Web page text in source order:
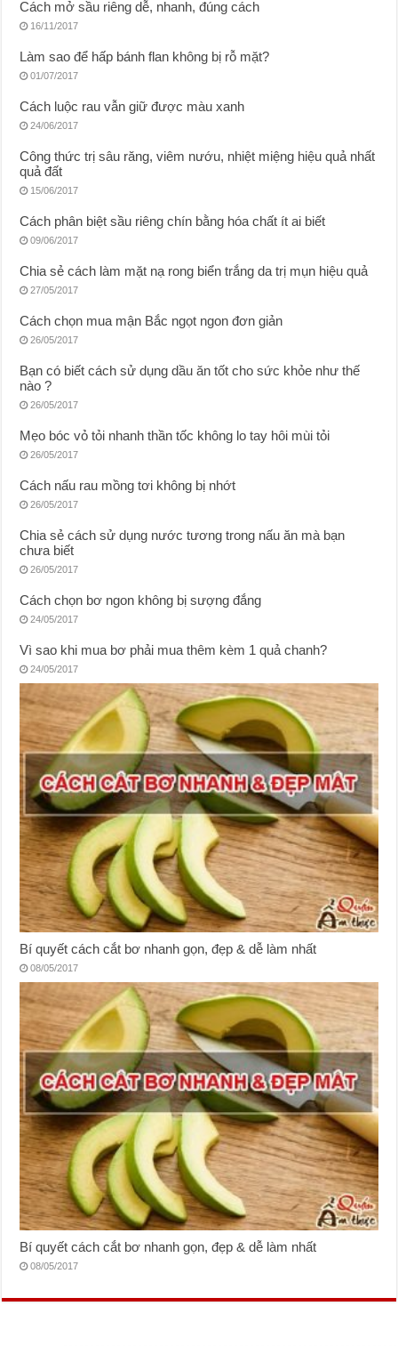
Cách mở sầu riêng dễ, nhanh, đúng cách
16/11/2017
Làm sao để hấp bánh flan không bị rỗ mặt?
01/07/2017
Cách luộc rau vẫn giữ được màu xanh
24/06/2017
Công thức trị sâu răng, viêm nướu, nhiệt miệng hiệu quả nhất
quả đất
15/06/2017
Cách phân biệt sầu riêng chín bằng hóa chất ít ai biết
09/06/2017
Chia sẻ cách làm mặt nạ rong biển trắng da trị mụn hiệu quả
27/05/2017
Cách chọn mua mận Bắc ngọt ngon đơn giản
26/05/2017
Bạn có biết cách sử dụng dầu ăn tốt cho sức khỏe như thế
nào ?
26/05/2017
Mẹo bóc vỏ tỏi nhanh thần tốc không lo tay hôi mùi tỏi
26/05/2017
Cách nấu rau mồng tơi không bị nhớt
26/05/2017
Chia sẻ cách sử dụng nước tương trong nấu ăn mà bạn
chưa biết
26/05/2017
Cách chọn bơ ngon không bị sượng đắng
24/05/2017
Vì sao khi mua bơ phải mua thêm kèm 1 quả chanh?
24/05/2017
Bí quyết cách cắt bơ nhanh gọn, đẹp & dễ làm nhất
08/05/2017
Bí quyết cách cắt bơ nhanh gọn, đẹp & dễ làm nhất
08/05/2017